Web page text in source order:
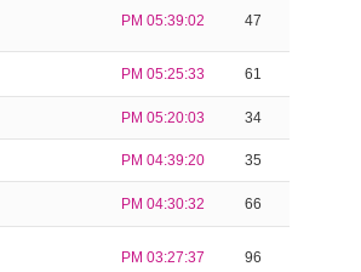
PM 05:39:02 47
PM 05:25:33 61
PM 05:20:03 34
PM 04:39:20 35
PM 04:30:32 66
PM 03:27:37 96